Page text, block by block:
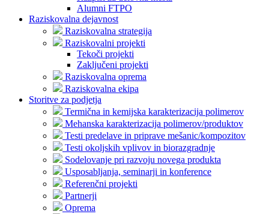
Alumni FTPO
Raziskovalna dejavnost
Raziskovalna strategija
Raziskovalni projekti
Tekoči projekti
Zaključeni projekti
Raziskovalna oprema
Raziskovalna ekipa
Storitve za podjetja
Termična in kemijska karakterizacija polimerov
Mehanska karakterizacija polimerov/produktov
Testi predelave in priprave mešanic/kompozitov
Testi okoljskih vplivov in biorazgradnje
Sodelovanje pri razvoju novega produkta
Usposabljanja, seminarji in konference
Referenčni projekti
Partnerji
Oprema